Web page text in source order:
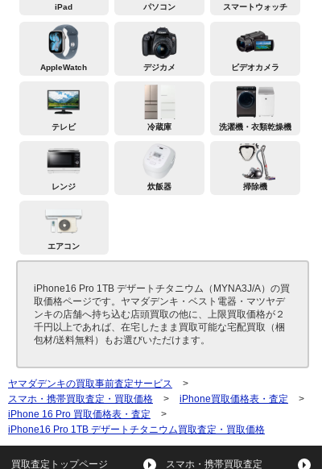
iPad パソコン スマートウォッチ
AppleWatch デジカメ ビデオカメラ
テレビ 冷蔵庫 洗濯機・衣類乾燥機
レンジ 炊飯器 掃除機
エアコン
iPhone16 Pro 1TB デザートチタニウム（MYNA3J/A）の買
取価格ページです。ヤマダデンキ・ベスト電器・マツヤデ
ンキの店舗へ持ち込む店頭買取の他に、上限買取価格が２
千円以上であれば、在宅したまま買取可能な宅配買取（梱
包材/送料無料）もお選びいただけます。
ヤマダデンキの買取事前査定サービス
>
スマホ・携帯買取査定・買取価格
> iPhone買取価格表・査定
>
iPhone 16 Pro 買取価格表・査定
>
iPhone16 Pro 1TB デザートチタニウム買取査定・買取価格
買取査定トップページ スマホ・携帯買取査定